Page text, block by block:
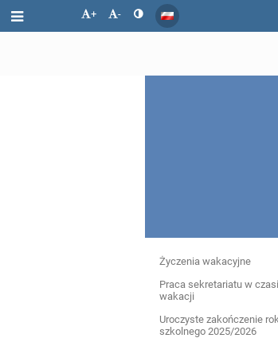
+ -
Życzenia wakacyjne
Praca sekretariatu w
wakacji
Uroczyste zakończenie
szkolnego 2025/2026